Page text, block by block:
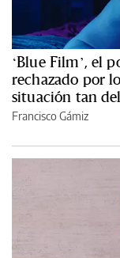
‘Blue Film’, el
rechazado por
situación tan
Francisco Gámiz